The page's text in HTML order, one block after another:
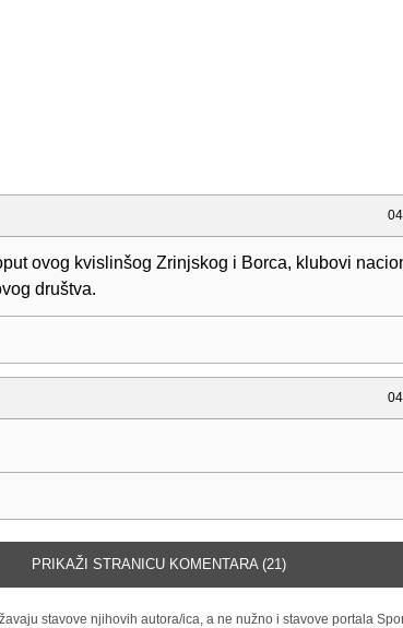
ovog kvislinšog Zrinjskog i Borca, klubovi
društva.
PRIKAŽI STRANICU KOMENTARA (21)
stavove njihovih autora/ica, a ne nužno i stavove portala